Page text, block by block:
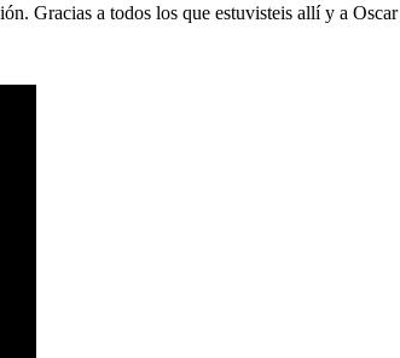
Gracias a todos los que estuvisteis allí y a